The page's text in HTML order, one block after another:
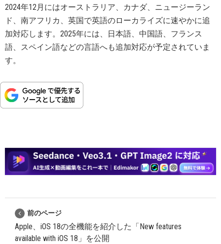
2024年12月にはオーストラリア、カナダ、ニュージーラン
ド、南アフリカ、英国で英語のローカライズに速やかに追
加対応します。2025年には、日本語、中国語、フランス
語、スペイン語などの言語へも追加対応が予定されていま
す。
前のページ
Apple、iOS 18の全機能を紹介した「New features
available with iOS 18」を公開